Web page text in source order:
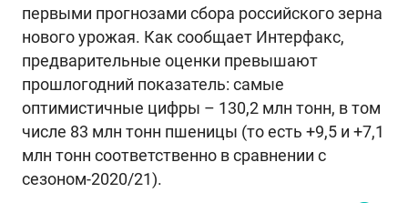
первыми прогнозами сбора российского зерна
нового урожая. Как сообщает Интерфакс,
предварительные оценки превышают
прошлогодний показатель: самые
оптимистичные цифры – 130,2 млн тонн, в том
числе 83 млн тонн пшеницы (то есть +9,5 и +7,1
млн тонн соответственно в сравнении с
сезоном-2020/21).